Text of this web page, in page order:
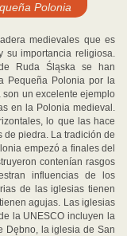
Polonia
medievales que es
su importancia religiosa.
Ruda Śląska se han
Pequeña Polonia por la
un excelente ejemplo
en la Polonia medieval.
lo que las hace
piedra. La tradición de
empezó a finales del
contenían rasgos
influencias de los
de las iglesias tienen
agujas. Las iglesias
la UNESCO incluyen la
Dębno, la iglesia de San